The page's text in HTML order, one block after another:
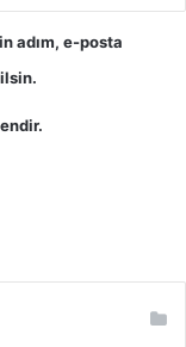
adım, e-posta